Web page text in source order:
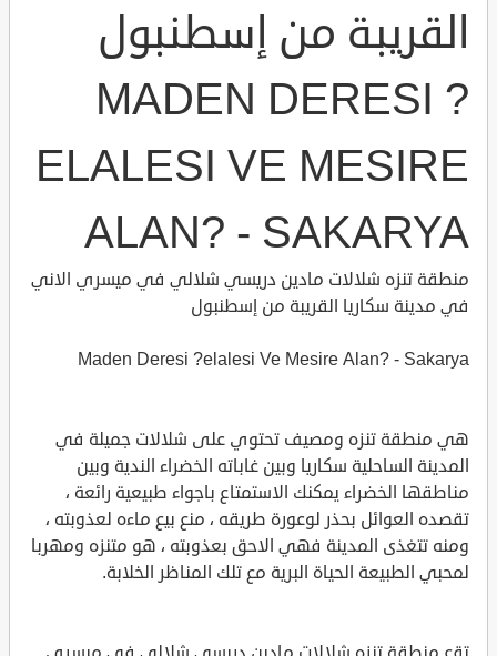
القريبة من إسطنبول
MADEN DERESI ?
ELALESI VE MESIRE
ALAN? - SAKARYA
منطقة تنزه شلالات مادين دريسي شلالي في ميسري الاني
في مدينة سكاريا القريبة من إسطنبول
Maden Deresi ?elalesi Ve Mesire Alan? - Sakarya
هي منطقة تنزه ومصيف تحتوي على شلالات جميلة في
المدينة الساحلية سكاريا وبين غاباته الخضراء الندية وبين
مناطقها الخضراء يمكنك الاستمتاع باجواء طبيعية رائعة ،
تقصده العوائل بحذر لوعورة طريقه ، منع بيع ماءه لعذوبته ،
ومنه تتغذى المدينة فهي الاحق بعذوبته ، هو متنزه ومهربا
لمحبي الطبيعة الحياة البرية مع تلك المناظر الخلابة.